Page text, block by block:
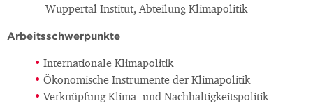
Wuppertal Institut, Abteilung Klimapolitik
Arbeitsschwerpunkte
Internationale Klimapolitik
Ökonomische Instrumente der Klimapolitik
Verknüpfung Klima- und Nachhaltigkeitspolitik